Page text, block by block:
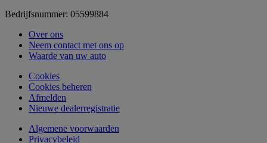
Bedrijfsnummer: 05599884
Over ons
Neem contact met ons op
Waarde van uw auto
Cookies
Cookies beheren
Afmelden
Nieuwe dealerregistratie
Algemene voorwaarden
Privacybeleid